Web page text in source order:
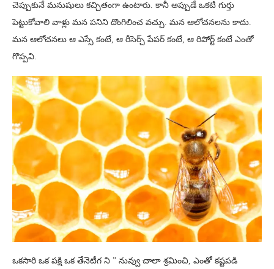
చెప్పుకునే మనుషులు కచ్చితంగా ఉంటారు. కానీ అప్పుడే ఒకటి గుర్తు
పెట్టుకోవాలి వాళ్లు మన పనిని దొంగిలించ వచ్చు. మన ఆలోచనలను కాదు.
మన ఆలోచనలు ఆ ఎస్సే కంటే, ఆ రీసెర్చ్ పేపర్ కంటే, ఆ రిపోర్ట్ కంటే ఎంతో
గొప్పవి.
ఒకసారి ఒక పక్షి ఒక తేనెటీగ ని ” నువ్వు చాలా శ్రమించి, ఎంతో కష్టపడి